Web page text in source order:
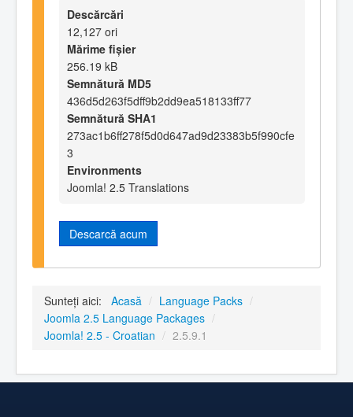
Descărcări
12,127 ori
Mărime fișier
256.19 kB
Semnătură MD5
436d5d263f5dff9b2dd9ea518133ff77
Semnătură SHA1
273ac1b6ff278f5d0d647ad9d23383b5f990cfe
3
Environments
Joomla! 2.5 Translations
Descarcă acum
Sunteți aici: Acasă / Language Packs /
Joomla 2.5 Language Packages /
Joomla! 2.5 - Croatian / 2.5.9.1